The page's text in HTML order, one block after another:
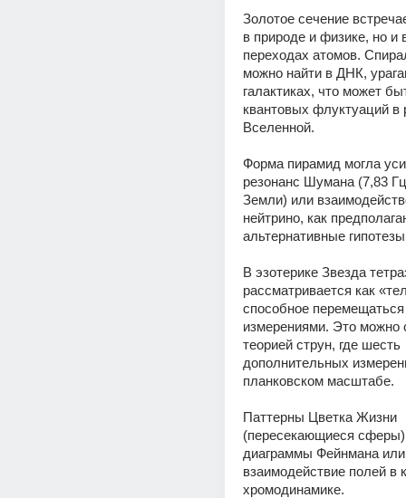
Золотое сечение
в природе и физике, но и
переходах атомов.
можно найти в ДНК,
галактиках, что может
квантовых флуктуаций в
Вселенной.
Форма пирамид могла
резонанс Шумана (7,83
Земли) или
нейтрино, как
альтернативные
В эзотерике Звезда
рассматривается как
способное
измерениями. Это можно
теорией струн, где шесть
дополнительных
планковском масштабе.
Паттерны Цветка Жизни
(пересекающиеся
диаграммы Фейнмана или
взаимодействие полей в
хромодинамике.